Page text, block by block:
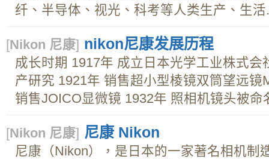
纤、半导体、视光、科考等人类生产、生活
[Nikon 尼康] nikon尼康发展历程
成长时期 1917年 成立日本光学工业株式会
产研究 1921年 销售超小型棱镜双筒望远镜
销售JOICO显微镜 1932年 照相机镜头被命
[Nikon 尼康] 尼康 Nikon
尼康（Nikon），是日本的一家著名相机制